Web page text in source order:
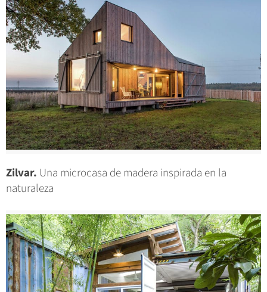
Zilvar. Una microcasa de madera inspirada en la
naturaleza